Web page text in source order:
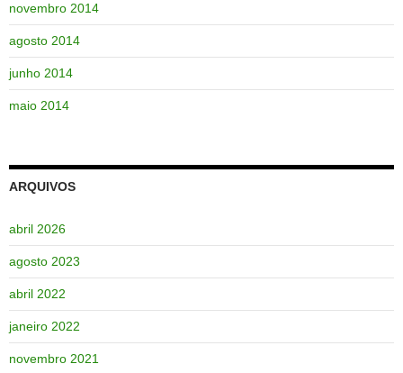
novembro 2014
agosto 2014
junho 2014
maio 2014
ARQUIVOS
abril 2026
agosto 2023
abril 2022
janeiro 2022
novembro 2021